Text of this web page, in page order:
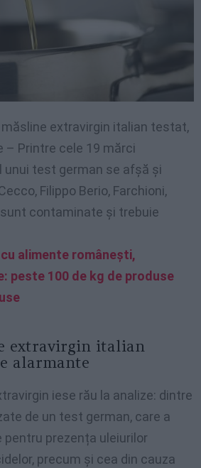
măsline extravirgin italian testat,
– Printre cele 19 mărci
unui test german se afșă și
Filippo Berio, Farchioni,
contaminate și trebuie
alimente românești,
peste 100 de kg de produse
extravirgin italian
alarmante
iese rău la analize: dintre
de un test german, care a
pentru prezența uleiurilor
precum și cea din cauza